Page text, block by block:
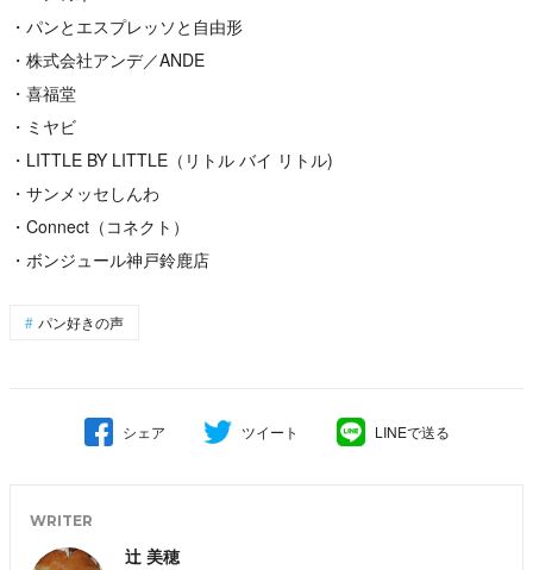
・パンとエスプレッソと自由形
・株式会社アンデ／ANDE
・喜福堂
・ミヤビ
・LITTLE BY LITTLE（リトル バイ リトル)
・サンメッセしんわ
・Connect（コネクト）
・ボンジュール神戸鈴鹿店
パン好きの声
シェア ツイート LINEで送る
WRITER
辻 美穂